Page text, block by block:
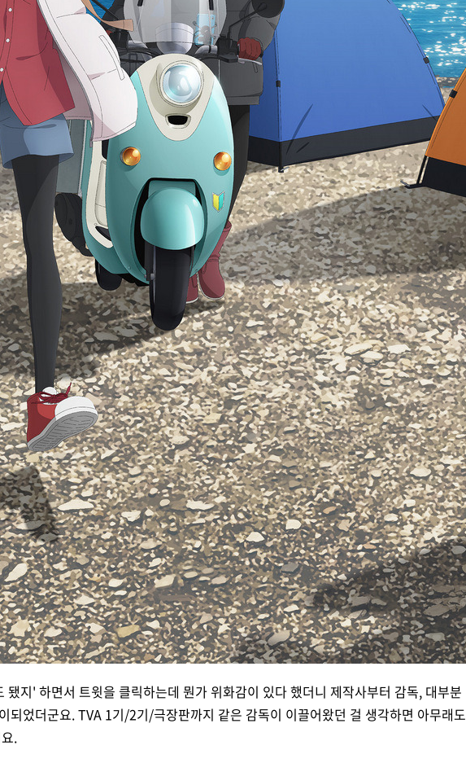
됐지' 하면서 트윗을 클릭하는데 뭔가 위화감이 있다 했더니 제작사부터 감독, 대부분
되었더군요. TVA 1기/2기/극장판까지 같은 감독이 이끌어왔던 걸 생각하면 아무래도
.